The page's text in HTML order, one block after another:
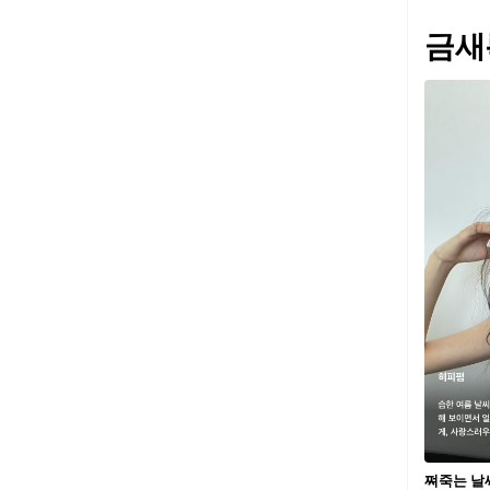
금
쪄죽는 날